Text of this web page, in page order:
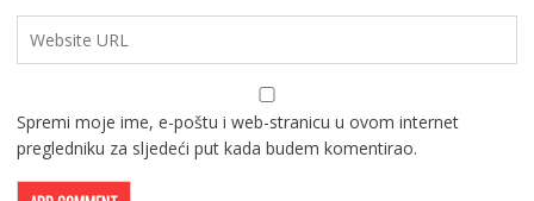
Spremi moje ime, e-poštu i web-stranicu u ovom internet
pregledniku za sljedeći put kada budem komentirao.